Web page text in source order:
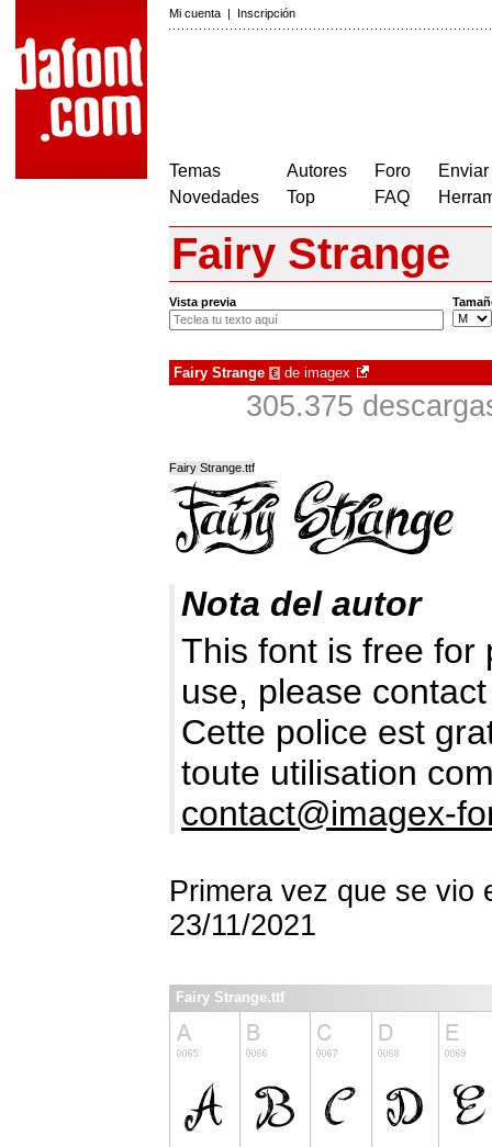
Mi cuenta | Inscripción
Temas
Novedades
Autores
Top
Foro
FAQ
Fairy Strange
Vista previa
Fairy Strange € de imagex
305.375
Fairy Strange.ttf
Nota del autor
This font is free for
use, please
Cette police est
toute utilisation
contact@imagex-
Primera vez que se vio
23/11/2021
Fairy Strange.ttf